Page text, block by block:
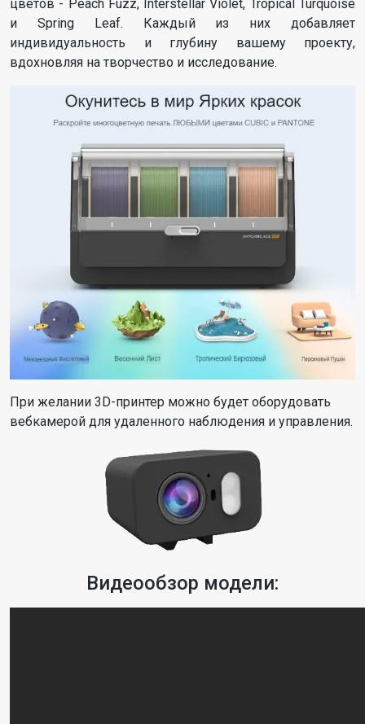
цветов - Peach Fuzz, Interstellar Violet, Tropical Turquoise
и Spring Leaf. Каждый из них добавляет
индивидуальность и глубину вашему проекту,
вдохновляя на творчество и исследование.
При желании 3D-принтер можно будет оборудовать
вебкамерой для удаленного наблюдения и управления.
Видеообзор модели: